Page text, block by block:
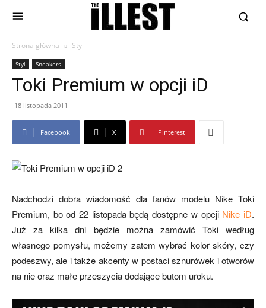
Strona główna Styl
Styl Sneakers
Toki Premium w opcji iD
18 listopada 2011
Facebook X Pinterest
Nadchodzi dobra wiadomość dla fanów modelu Nike Toki
Premium, bo od 22 listopada będą dostępne w opcji Nike iD.
Już za kilka dni będzie można zamówić Toki według
własnego pomysłu, możemy zatem wybrać kolor skóry, czy
podeszwy, ale i także akcenty w postaci sznurówek i otworów
na nie oraz małe przeszycia dodające butom uroku.